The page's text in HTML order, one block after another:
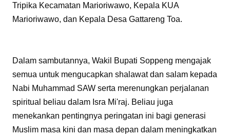
Tripika Kecamatan Marioriwawo, Kepala KUA
Marioriwawo, dan Kepala Desa Gattareng Toa.
Dalam sambutannya, Wakil Bupati Soppeng mengajak
semua untuk mengucapkan shalawat dan salam kepada
Nabi Muhammad SAW serta merenungkan perjalanan
spiritual beliau dalam Isra Mi'raj. Beliau juga
menekankan pentingnya peringatan ini bagi generasi
Muslim masa kini dan masa depan dalam meningkatkan